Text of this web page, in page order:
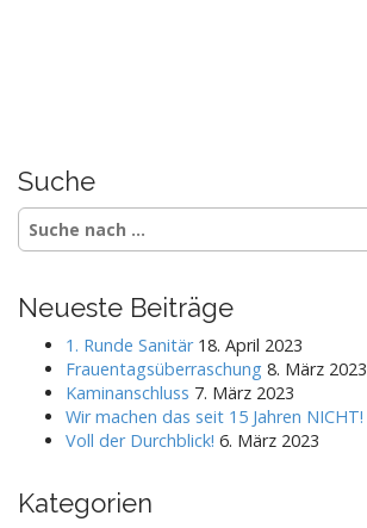
Suche
S
e
c
Neueste Beiträge
1. Runde Sanitär 18. April 2023
Frauentagsüberraschung 8. März 2023
Kaminanschluss 7. März 2023
Wir machen das seit 15 Jahren NICHT!
Voll der Durchblick! 6. März 2023
Kategorien